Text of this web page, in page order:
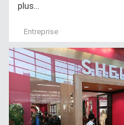
plus...
Entreprise